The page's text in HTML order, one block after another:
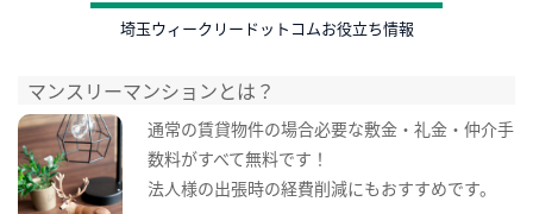
埼玉ウィークリードットコムお役立ち情報
マンスリーマンションとは？
通常の賃貸物件の場合必要な敷金・礼金・仲介手
数料がすべて無料です！
法人様の出張時の経費削減にもおすすめです。